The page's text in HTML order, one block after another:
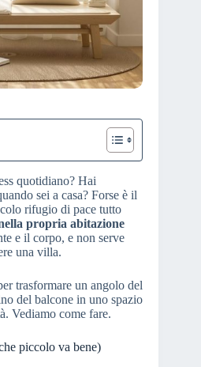
quotidiano? Hai
sei a casa? Forse è il
rifugio di pace tutto
propria abitazione
e il corpo, e non serve
una villa.
trasformare un angolo del
del balcone in uno spazio
Vediamo come fare.
piccolo va bene)